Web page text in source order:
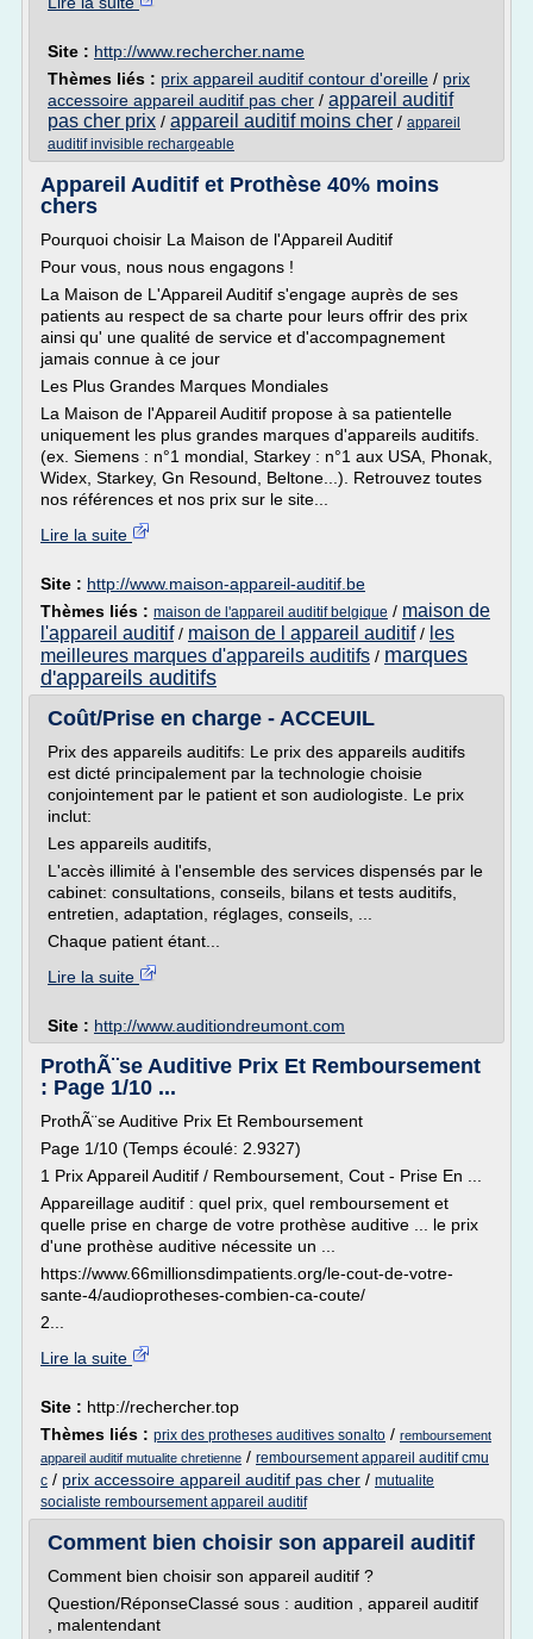
Site : http://www.rechercher.name
Thèmes liés : prix appareil auditif contour d'oreille / prix
accessoire appareil auditif pas cher / appareil auditif
pas cher prix / appareil auditif moins cher / appareil
auditif invisible rechargeable
Appareil Auditif et Prothèse 40% moins
chers
Pourquoi choisir La Maison de l'Appareil Auditif
Pour vous, nous nous engagons !
La Maison de L'Appareil Auditif s'engage auprès de ses
patients au respect de sa charte pour leurs offrir des prix
ainsi qu' une qualité de service et d'accompagnement
jamais connue à ce jour
Les Plus Grandes Marques Mondiales
La Maison de l'Appareil Auditif propose à sa patientelle
uniquement les plus grandes marques d'appareils auditifs.
(ex. Siemens : n°1 mondial, Starkey : n°1 aux USA, Phonak,
Widex, Starkey, Gn Resound, Beltone...). Retrouvez toutes
nos références et nos prix sur le site...
Lire la suite
Site : http://www.maison-appareil-auditif.be
Thèmes liés : maison de l'appareil auditif belgique / maison de
l'appareil auditif/ maison de l appareil auditif/ les
meilleures marques d'appareils auditifs / marques
d'appareils auditifs
Coût/Prise en charge - ACCEUIL
Prix des appareils auditifs: Le prix des appareils auditifs
est dicté principalement par la technologie choisie
conjointement par le patient et son audiologiste. Le prix
inclut:
Les appareils auditifs,
L'accès illimité à l'ensemble des services dispensés par le
cabinet: consultations, conseils, bilans et tests auditifs,
entretien, adaptation, réglages, conseils, ...
Chaque patient étant...
Lire la suite
Site : http://www.auditiondreumont.com
ProthÃ¨se Auditive Prix Et Remboursement
: Page 1/10 ...
ProthÃ¨se Auditive Prix Et Remboursement
Page 1/10 (Temps écoulé: 2.9327)
1 Prix Appareil Auditif / Remboursement, Cout - Prise En ...
Appareillage auditif : quel prix, quel remboursement et
quelle prise en charge de votre prothèse auditive ... le prix
d'une prothèse auditive nécessite un ...
https://www.66millionsdimpatients.org/le-cout-de-votre-
sante-4/audioprotheses-combien-ca-coute/
2...
Lire la suite
Site : http://rechercher.top
Thèmes liés : prix des protheses auditives sonalto / remboursement
appareil auditif mutualite chretienne / remboursement appareil auditif cmu
c / prix accessoire appareil auditif pas cher / mutualite
socialiste remboursement appareil auditif
Comment bien choisir son appareil auditif
Comment bien choisir son appareil auditif ?
Question/RéponseClassé sous : audition , appareil auditif
, malentendant